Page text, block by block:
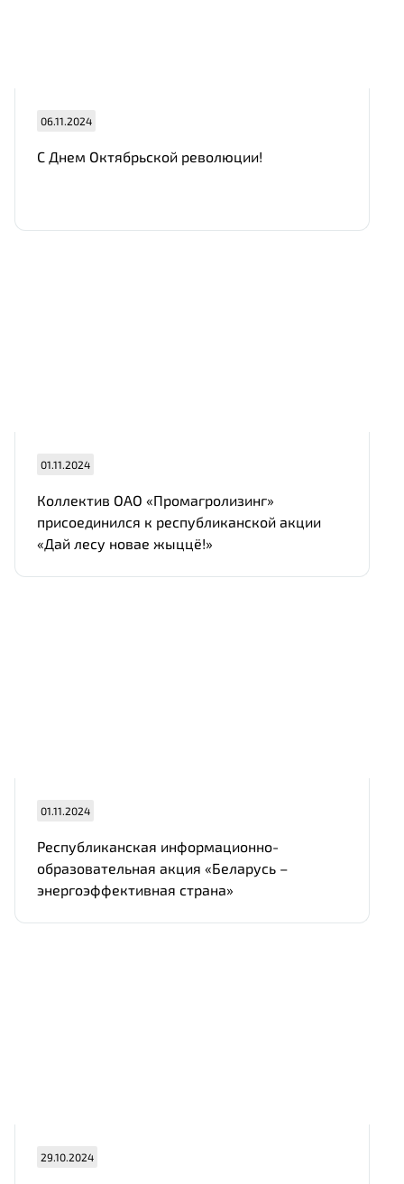
06.11.2024
С Днем Октябрьской революции!
01.11.2024
Коллектив ОАО «Промагролизинг»
присоединился к республиканской акции
«Дай лесу новае жыццё!»
01.11.2024
Республиканская информационно-
образовательная акция «Беларусь –
энергоэффективная страна»
29.10.2024